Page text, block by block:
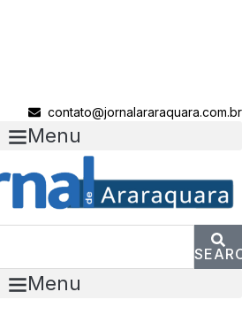
contato@jornalararaquara.com.br
Menu
Menu